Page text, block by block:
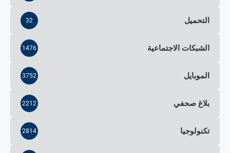
التحميل 32
الشبكات الاجتماعية 1476
الموبايل 3752
بلاغ صحفي 2212
تكنولوجيا 2814